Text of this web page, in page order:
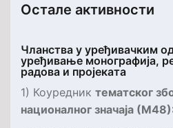
Остале активности
Чланства у уређивачким
уређивање монографија,
радова и пројеката
1) Коуредник тематског
националног значаја